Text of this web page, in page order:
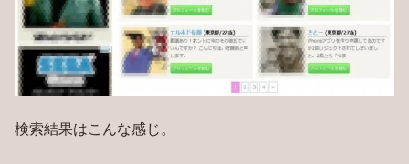
検索結果はこんな感じ。